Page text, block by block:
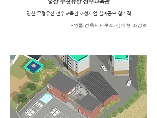
영산 무형유산 전수교육관
영산 무형유산 전수교육관 조성사업 설계공모 참가작
- 안들 건축사사무소, 김태현, 조영호